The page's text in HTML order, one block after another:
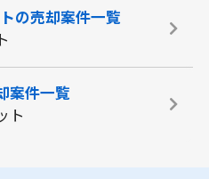
の売却案件一覧
案件一覧
ト